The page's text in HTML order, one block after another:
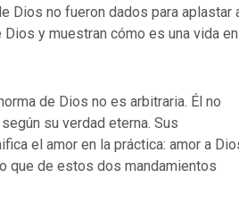
Dios no fueron dados para aplastar
y muestran cómo es una vida en
de Dios no es arbitraria. Él no
su verdad eterna. Sus
el amor en la práctica: amor a
que de estos dos mandamientos